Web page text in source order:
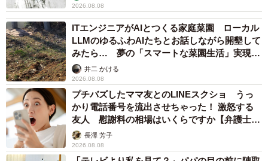
2026.08.08
ITエンジニアがAIとつくる家庭菜園 ローカル
LLMのゆるふわAIたちとお話しながら開墾して
みたら… 夢の「スマートな菜園生活」実現な
るか井二 かける
2026.08.08
プチバズしたママ友とのLINEスクショ うっ
かり電話番号を流出させちゃった！ 激怒する
友人 慰謝料の相場はいくらですか【弁護士が
解説】長澤 芳子
2026.08.08